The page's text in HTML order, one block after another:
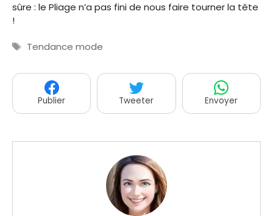
sûre : le Pliage n’a pas fini de nous faire tourner la tête
!
Étiquettes
Tendance mode
Publier Tweeter Envoyer